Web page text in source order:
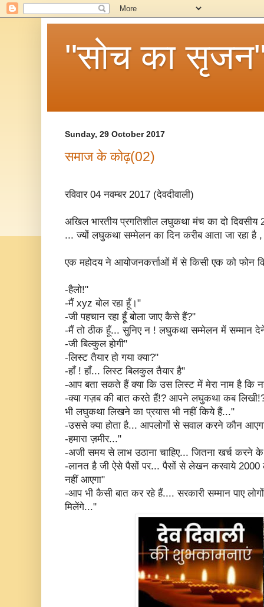
"सोच का
Sunday, 29 October 2017
समाज के कोढ़(02)
रविवार 04 नवम्बर 2017 (देवदीवाली)
अखिल भारतीय प्रगतिशील लघुकथा मंच का दो दिवसीय
... ज्यों लघुकथा सम्मेलन का दिन करीब आता जा रहा है
एक महोदय ने आयोजनकर्त्ताओं में से किसी एक को फोन
-हैलो!"
-मैं xyz बोल रहा हूँ।"
-जी पहचान रहा हूँ बोला जाए कैसे हैं?"
-मैं तो ठीक हूँ... सुनिए न ! लघुकथा सम्मेलन में सम्मान देने
-जी बिल्कुल होगी"
-लिस्ट तैयार हो गया क्या?"
-हाँ ! हाँ... लिस्ट बिलकुल तैयार है"
-आप बता सकते हैं क्या कि उस लिस्ट में मेरा नाम है कि
-क्या गज़ब की बात करते हैं!? आपने लघुकथा कब
भी लघुकथा लिखने का प्रयास भी नहीं किये हैं..."
-उससे क्या होता है... आपलोगों से सवाल करने कौन
-हमारा ज़मीर..."
-अजी समय से लाभ उठाना चाहिए... जितना खर्च करने के
-लानत है जी ऐसे पैसों पर... पैसों से लेखन करवाये 2000
नहीं आएगा"
-आप भी कैसी बात कर रहे हैं.... सरकारी सम्मान पाए
मिलेंगे..."